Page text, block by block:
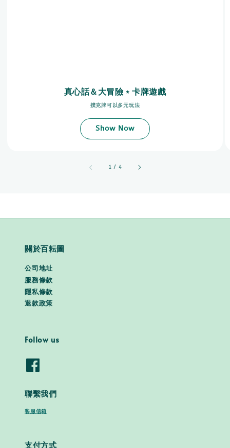
真心話＆大冒險﹡卡牌遊戲
撲克牌可以多元玩法
Show Now
1 / accessibility.of
4
關於百耘圖
公司地址
服務條款
隱私條款
退款政策
Follow us
聯繫我們
客服信箱
支付方式